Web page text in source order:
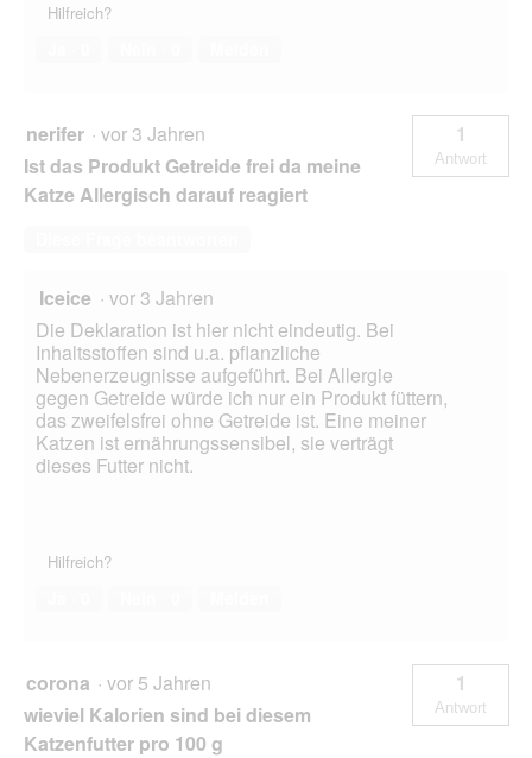
Hilfreich?
nerifer · vor 3 Jahren
Ist das Produkt Getreide frei da meine
Katze Allergisch darauf reagiert
1
Antwort
Iceice · vor 3 Jahren
Die Deklaration ist hier nicht eindeutig. Bei
Inhaltsstoffen sind u.a. pflanzliche
Nebenerzeugnisse aufgeführt. Bei Allergie
gegen Getreide würde ich nur ein Produkt füttern,
das zweifelsfrei ohne Getreide ist. Eine meiner
Katzen ist ernährungssensibel, sie verträgt
dieses Futter nicht.
Hilfreich?
corona · vor 5 Jahren
wieviel Kalorien sind bei diesem
Katzenfutter pro 100 g
1
Antwort